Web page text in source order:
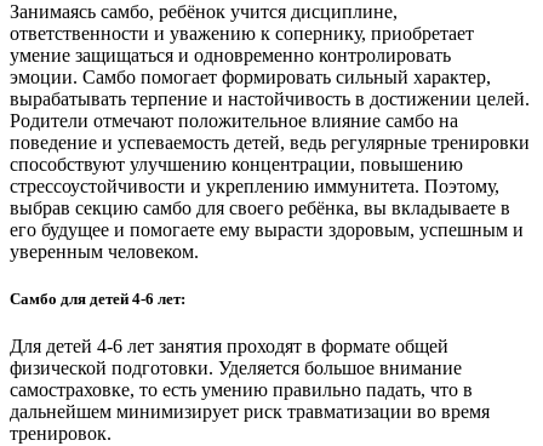
Занимаясь самбо, ребёнок учится дисциплине,
ответственности и уважению к сопернику, приобретает
умение защищаться и одновременно контролировать
эмоции. Самбо помогает формировать сильный характер,
вырабатывать терпение и настойчивость в достижении целей.
Родители отмечают положительное влияние самбо на
поведение и успеваемость детей, ведь регулярные тренировки
способствуют улучшению концентрации, повышению
стрессоустойчивости и укреплению иммунитета. Поэтому,
выбрав секцию самбо для своего ребёнка, вы вкладываете в
его будущее и помогаете ему вырасти здоровым, успешным и
уверенным человеком.
Самбо для детей 4-6 лет:
Для детей 4-6 лет занятия проходят в формате общей
физической подготовки. Уделяется большое внимание
самостраховке, то есть умению правильно падать, что в
дальнейшем минимизирует риск травматизации во время
тренировок.